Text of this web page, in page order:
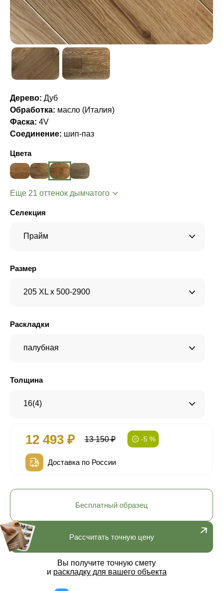
Дерево: Дуб
Обработка: масло (Италия)
Фаска: 4V
Соединение: шип-паз
Цвета
Еще 21 оттенок дымчатого
Селекция
Прайм
Размер
205 XL x 500-2900
Раскладки
палубная
Толщина
16(4)
12 493 ₽ 13 150 ₽ -5 %
Доставка по России
Рассчитать точную цену
Вы получите точную смету
и раскладку для вашего объекта
Бесплатный образец